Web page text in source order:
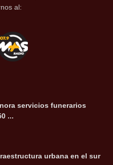
al:
servicios funerarios
...
urbana en el sur